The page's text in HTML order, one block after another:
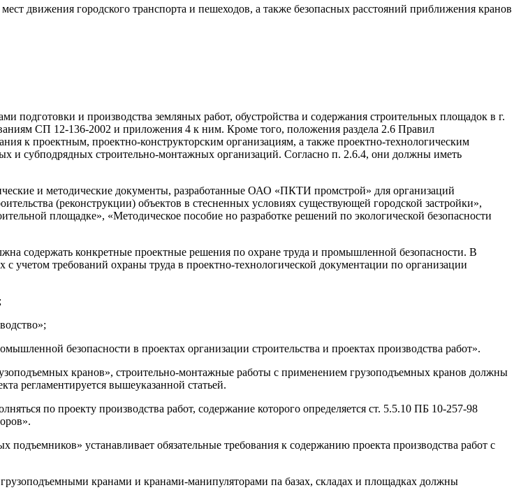
движения городского транспорта и пешеходов, а также безопасных расстояний приближения кранов
подготовки и производства земляных работ, обустройства и содержания строительных площадок в г.
СП 12-136-2002 и приложения 4 к ним. Кроме того, положения раздела 2.6 Правил
к проектным, проектно-конструкторским организациям, а также проектно-технологическим
и субподрядных строительно-монтажных организаций. Согласно п. 2.6.4, они должны иметь
и методические документы, разработанные ОАО «ПКТИ промстрой» для организаций
(реконструкции) объектов в стесненных условиях существующей городской застройки»,
площадке», «Методическое пособие но разработке решений по экологической безопасности
содержать конкретные проектные решения по охране труда и промышленной безопасности. В
учетом требований охраны труда в проектно-технологической документации по организации
безопасности в проектах организации строительства и проектах производства работ».
кранов», строительно-монтажные работы с применением грузоподъемных кранов должны
регламентируется вышеуказанной статьей.
по проекту производства работ, содержание которого определяется ст. 5.5.10 ПБ 10-257-98
устанавливает обязательные требования к содержанию проекта производства работ с
кранами и кранами-манипуляторами па базах, складах и площадках должны